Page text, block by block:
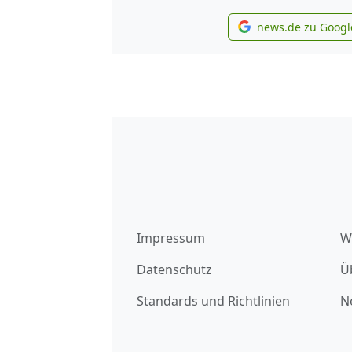
news.de zu
Impressum
Datenschutz
Standards und Richtlinien